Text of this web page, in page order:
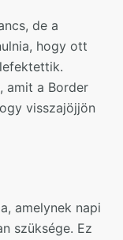
de a
hogy ott
amit a Border
visszajöjjön
amelynek napi
szüksége. Ez